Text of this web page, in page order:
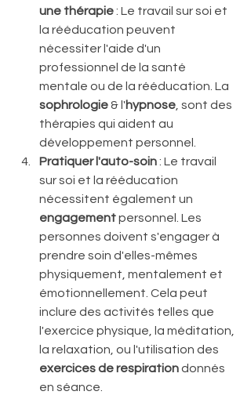
une thérapie : Le travail sur soi et
la rééducation peuvent
nécessiter l'aide d'un
professionnel de la santé
mentale ou de la rééducation. La
sophrologie & l'hypnose , sont des
thérapies qui aident au
développement personnel.
Pratiquer l'auto-soin : Le travail
sur soi et la rééducation
nécessitent également un
engagement personnel. Les
personnes doivent s'engager à
prendre soin d'elles-mêmes
physiquement, mentalement et
émotionnellement. Cela peut
inclure des activités telles que
l'exercice physique, la méditation,
la relaxation, ou l'utilisation des
exercices de respiration donnés
en séance.